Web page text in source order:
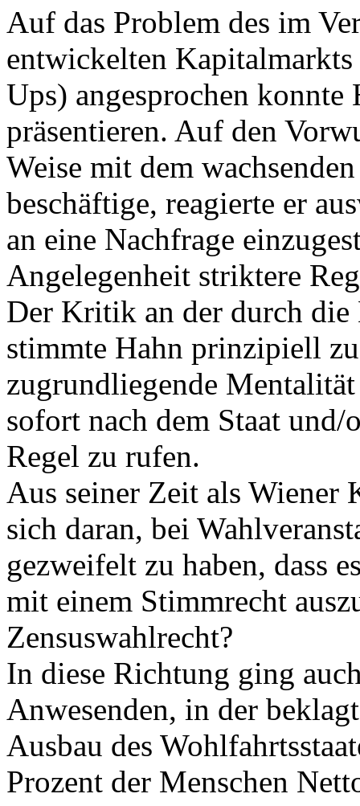
Auf das Problem des im
entwickelten
Ups) angesprochen
präsentieren. Auf den
Weise mit dem
beschäftige, reagierte er
an eine Nachfrage
Angelegenheit striktere
Der Kritik an der durch
stimmte Hahn prinzipiell
zugrundliegende
sofort nach dem Staat
Regel zu rufen.
Aus seiner Zeit als
sich daran, bei
gezweifelt zu haben, dass
mit einem Stimmrecht
Zensuswahlrecht?
In diese Richtung ging
Anwesenden, in der
Ausbau des
Prozent der Menschen